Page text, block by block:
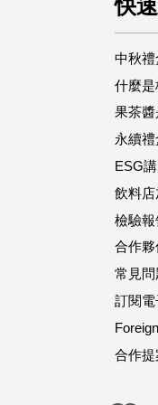
快
中秋禮
什麼是
果茶醬
永續
ESG
飲料店
檢驗報
合作夥
常見問
訂閱電
合作提